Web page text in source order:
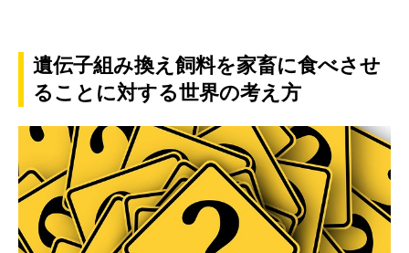
遺伝子組み換え飼料を家畜に食べさせ
ることに対する世界の考え方